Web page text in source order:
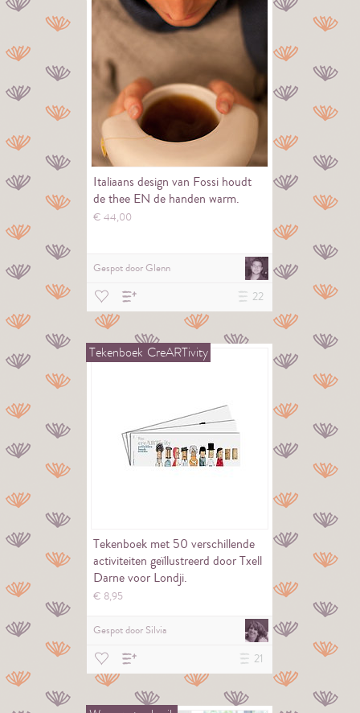
Italiaans design van Fossi houdt
de thee EN de handen warm.
€44,00
Gespot doorGlenn
22
Tekenboek CreARTivity
Tekenboek met 50 verschillende
activiteiten geïllustreerd door Txell
Darne voor Londji.
€ 8,95
Gespot door Silvia
21